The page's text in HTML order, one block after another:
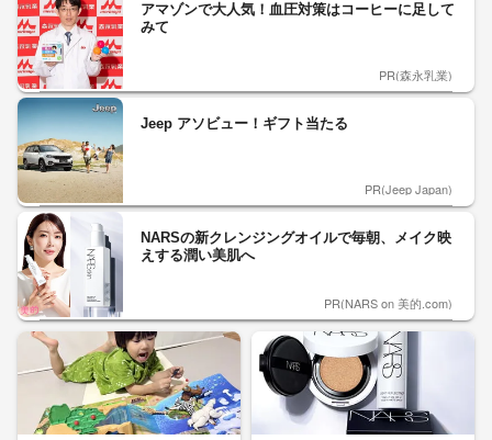
アマゾンで大人気！血圧対策はコーヒーに足して
みて
PR(森永乳業)
Jeep アソビュー！ギフト当たる
PR(Jeep Japan)
NARSの新クレンジングオイルで毎朝、メイク映
えする潤い美肌へ
PR(NARS on 美的.com)